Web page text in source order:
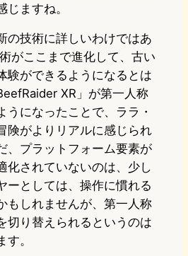
ますね。
の技術に詳しいわけではあ
がここまで進化して、古い
験ができるようになるとは
XR」が第一人称
うになったことで、ララ・
険がよりリアルに感じられ
、プラットフォーム要素が
化されていないのは、少し
ーとしては、操作に慣れる
もしれませんが、第一人称
切り替えられるというのは
。